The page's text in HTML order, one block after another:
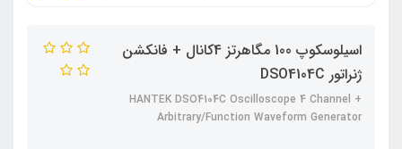
اسیلوسکوپ 100 مگاهرتز 4کانال + فانکشن
ژنراتور DSO4104C
HANTEK DSO4104C Oscilloscope 4 Channel +
Arbitrary/Function Waveform Generator